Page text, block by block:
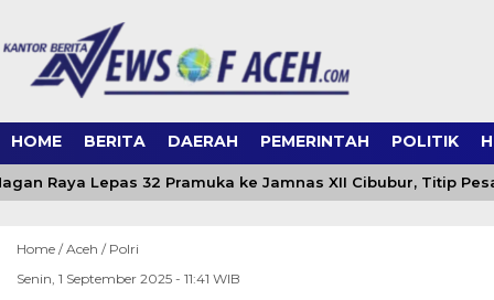
HOME BERITA DAERAH PEMERINTAH POLITIK
Raya Lepas 32 Pramuka ke Jamnas XII Cibubur, Titip
Home /Aceh / Polri
Senin, 1 September 2025 - 11:41 WIB